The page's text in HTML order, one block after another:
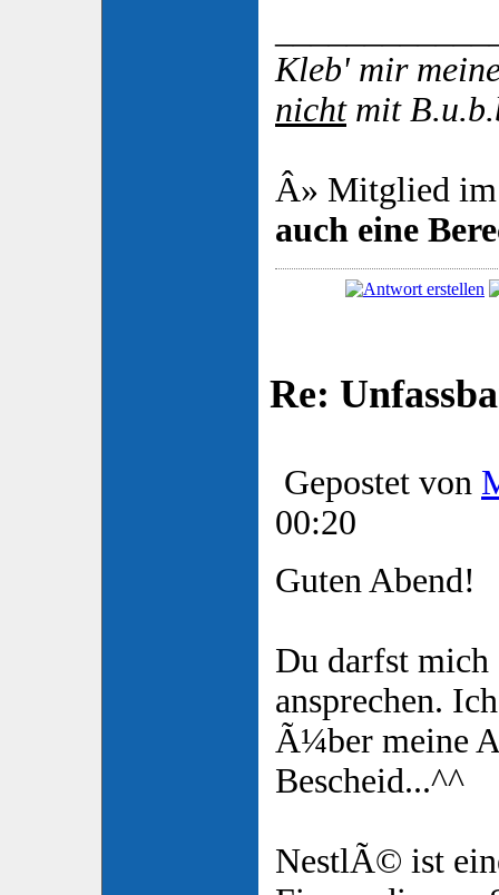
Kleb' mir
nichtmit
Â» Mitglied
auch eine
Re:
Gepostet von
00:20
Guten Abend!
Du darfst mich
ansprechen.
Ã¼ber meine
Bescheid...^^
NestlÃ© ist